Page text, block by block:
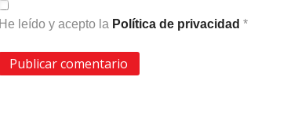
He leído y acepto la Política de privacidad *